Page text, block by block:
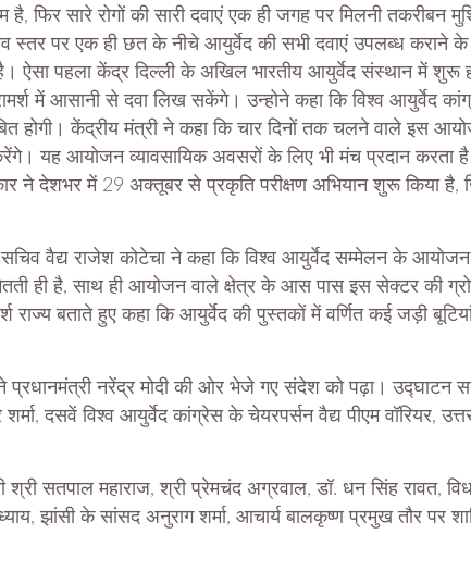
फिर सारे रोगों की सारी दवाएं एक ही जगह पर मिलनी तकरीबन
स्तर पर एक ही छत के नीचे आयुर्वेद की सभी दवाएं उपलब्ध कराने
ऐसा पहला केंद्र दिल्ली के अखिल भारतीय आयुर्वेद संस्थान में
में आसानी से दवा लिख सकेंगे। उन्होने कहा कि विश्व आयुर्वेद
होगी। केंद्रीय मंत्री ने कहा कि चार दिनों तक चलने वाले इस
यह आयोजन व्यावसायिक अवसरों के लिए भी मंच प्रदान करता
ने देशभर में 29 अक्तूबर से प्रकृति परीक्षण अभियान शुरू किया है,
वैद्य राजेश कोटेचा ने कहा कि विश्व आयुर्वेद सम्मेलन के
ही है, साथ ही आयोजन वाले क्षेत्र के आस पास इस सेक्टर की
बताते हुए कहा कि आयुर्वेद की पुस्तकों में वर्णित कई जड़ी
प्रधानमंत्री नरेंद्र मोदी की ओर भेजे गए संदेश को पढ़ा। उद्घाटन
शर्मा, दसवें विश्व आयुर्वेद कांग्रेस के चेयरपर्सन वैद्य पीएम वॉरियर,
सतपाल महाराज, श्री प्रेमचंद अग्रवाल, डॉ. धन सिंह रावत,
झांसी के सांसद अनुराग शर्मा, आचार्य बालकृष्ण प्रमुख तौर पर